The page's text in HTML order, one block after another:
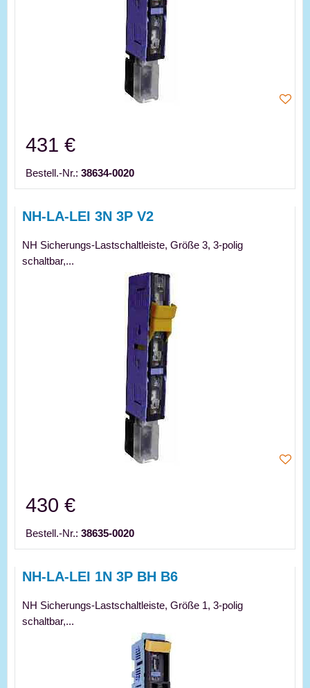
431 €
Bestell.-Nr.: 38634-0020
NH-LA-LEI 3N 3P V2
NH Sicherungs-Lastschaltleiste, Größe 3, 3-polig
schaltbar,...
430 €
Bestell.-Nr.: 38635-0020
NH-LA-LEI 1N 3P BH B6
NH Sicherungs-Lastschaltleiste, Größe 1, 3-polig
schaltbar,...